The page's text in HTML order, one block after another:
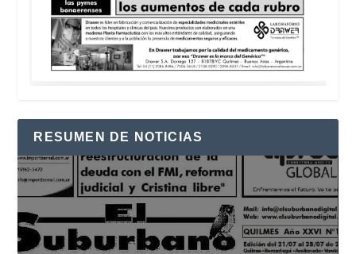
RESUMEN DE NOTICIAS
Reproductor
de
vídeo